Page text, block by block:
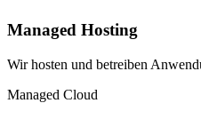
Managed Hosting
Wir hosten und betreiben
Managed Cloud